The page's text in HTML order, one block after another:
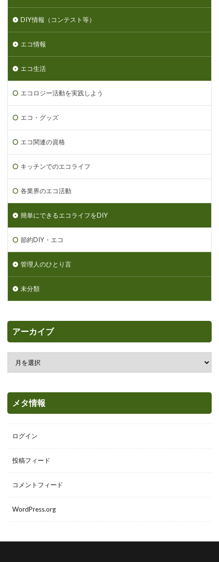
DIY情報（コンテスト等）
エコ情報
エコ生活
エコロジー活動を実践しよう
エコ・グッズ
エコ関連の資格
キッチンでのエコライフ
各業界のエコ活動
簡単にできるエコライフをDIY
節約DIY・エコ
管理人のひとり言
未分類
アーカイブ
メタ情報
ログイン
投稿フィード
コメントフィード
WordPress.org